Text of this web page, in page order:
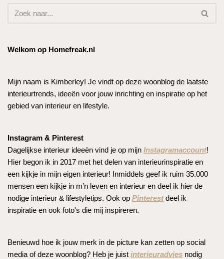
Welkom op Homefreak.nl
Mijn naam is Kimberley! Je vindt op deze woonblog de laatste
interieurtrends, ideeën voor jouw inrichting en inspiratie op het
gebied van interieur en lifestyle.
Instagram & Pinterest
Dagelijkse interieur ideeën vind je op mijn Instagramaccount!
Hier begon ik in 2017 met het delen van interieurinspiratie en
een kijkje in mijn eigen interieur! Inmiddels geef ik ruim 35.000
mensen een kijkje in m’n leven en interieur en deel ik hier de
nodige interieur & lifestyletips. Ook op Pinterestdeel ik
inspiratie en ook foto's die mij inspireren.
Benieuwd hoe ik jouw merk in de picture kan zetten op social
media of deze woonblog? Heb je juist interieuradvies nodig